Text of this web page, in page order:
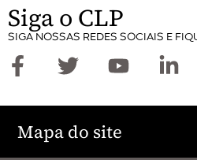
Siga o CLP
SIGA NOSSAS REDES SOCIAIS E
Mapa do site